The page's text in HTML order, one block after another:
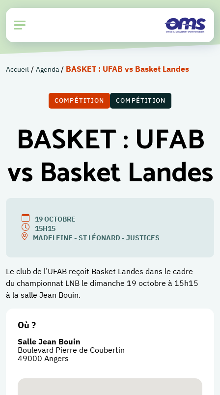
Accueil / Agenda / BASKET : UFAB vs Basket Landes
COMPÉTITION COMPÉTITION
BASKET : UFAB
vs Basket Landes
19OCTOBRE
15H15
MADELEINE - ST LÉONARD - JUSTICES
Le club de l’UFAB reçoit Basket Landes dans le cadre
du championnat LNB le dimanche 19 octobre à 15h15
à la salle Jean Bouin.
Où ?
Salle Jean Bouin
Boulevard Pierre de Coubertin
49000 Angers